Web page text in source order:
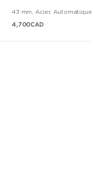
43 mm Acier, Automatique
4,700CAD